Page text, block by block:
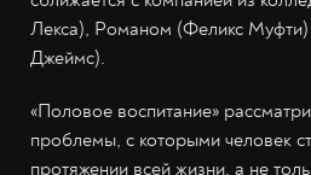
Лекса), Романом (Феликс
Джеймс).
«Половое воспитание»
проблемы, с которыми человек
протяжении всей жизни, а не